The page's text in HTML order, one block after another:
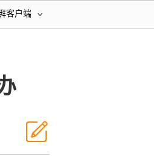
客户端